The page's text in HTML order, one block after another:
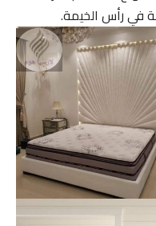
رأس الخيمة.